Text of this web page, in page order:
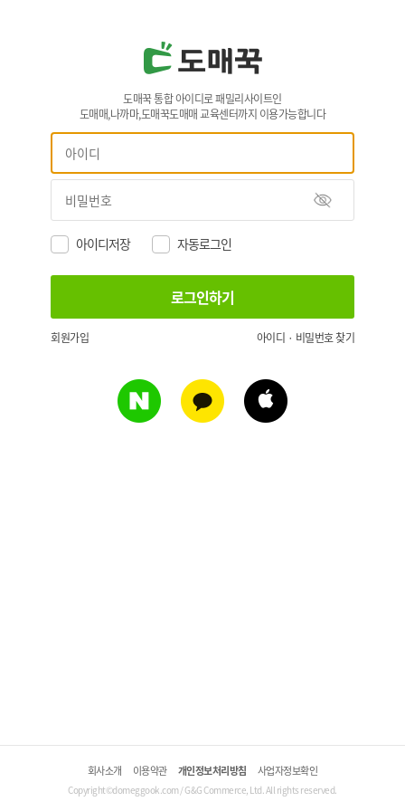
도매꾹 통합 아이디로 패밀리사이트인
도매매,나까마,도매꾹도매매 교육센터까지 이용가능합니다
아이디저장 자동로그인
회원가입 아이디 · 비밀번호 찾기
회사소개 이용약관 개인정보처리방침 사업자정보확인
Copyright©domeggook.com / G&G Commerce, Ltd. All rights reserved.